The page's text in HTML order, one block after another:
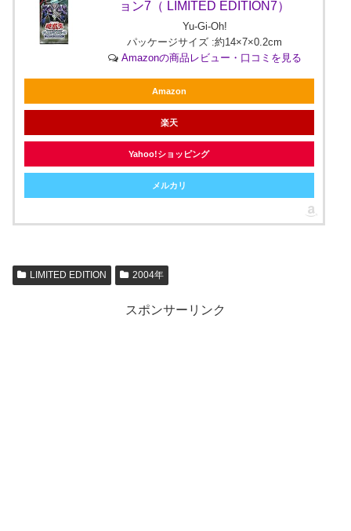
ョン7（ LIMITED EDITION7）
Yu-Gi-Oh!
パッケージサイズ :約14×7×0.2cm
Amazonの商品レビュー・口コミを見る
Amazon
楽天
Yahoo!ショッピング
メルカリ
LIMITED EDITION 2004年
スポンサーリンク